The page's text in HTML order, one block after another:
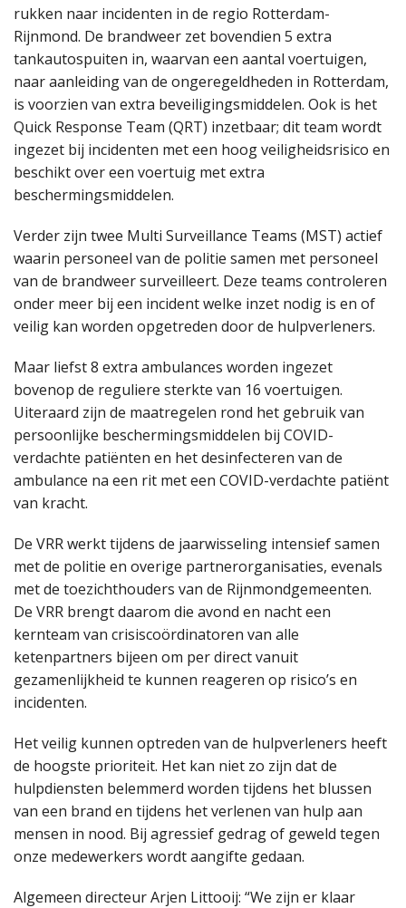
rukken naar incidenten in de regio Rotterdam-
Rijnmond. De brandweer zet bovendien 5 extra
tankautospuiten in, waarvan een aantal voertuigen,
naar aanleiding van de ongeregeldheden in Rotterdam,
is voorzien van extra beveiligingsmiddelen. Ook is het
Quick Response Team (QRT) inzetbaar; dit team wordt
ingezet bij incidenten met een hoog veiligheidsrisico en
beschikt over een voertuig met extra
beschermingsmiddelen.
Verder zijn twee Multi Surveillance Teams (MST) actief
waarin personeel van de politie samen met personeel
van de brandweer surveilleert. Deze teams controleren
onder meer bij een incident welke inzet nodig is en of
veilig kan worden opgetreden door de hulpverleners.
Maar liefst 8 extra ambulances worden ingezet
bovenop de reguliere sterkte van 16 voertuigen.
Uiteraard zijn de maatregelen rond het gebruik van
persoonlijke beschermingsmiddelen bij COVID-
verdachte patiënten en het desinfecteren van de
ambulance na een rit met een COVID-verdachte patiënt
van kracht.
De VRR werkt tijdens de jaarwisseling intensief samen
met de politie en overige partnerorganisaties, evenals
met de toezichthouders van de Rijnmondgemeenten.
De VRR brengt daarom die avond en nacht een
kernteam van crisiscoördinatoren van alle
ketenpartners bijeen om per direct vanuit
gezamenlijkheid te kunnen reageren op risico’s en
incidenten.
Het veilig kunnen optreden van de hulpverleners heeft
de hoogste prioriteit. Het kan niet zo zijn dat de
hulpdiensten belemmerd worden tijdens het blussen
van een brand en tijdens het verlenen van hulp aan
mensen in nood. Bij agressief gedrag of geweld tegen
onze medewerkers wordt aangifte gedaan.
Algemeen directeur Arjen Littooij: “We zijn er klaar